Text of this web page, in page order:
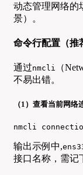
动态管理网络的
景）。
命令行配置（推
通过nmcli
（
不易出错。
（1）查看当前网络
nmcli
输出示例中,
接口名称，需记